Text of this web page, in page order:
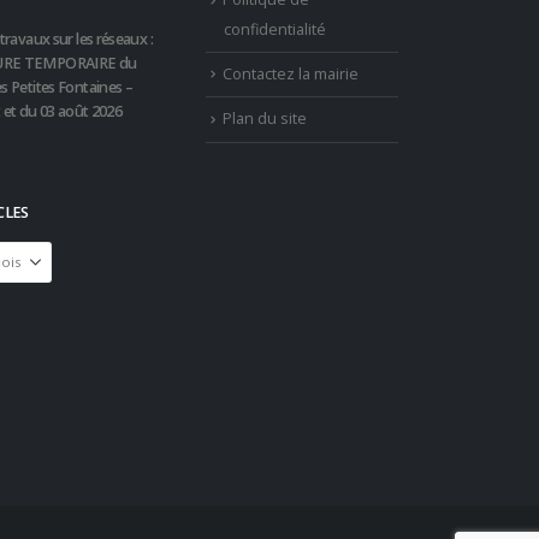
sur les réseaux :
TEMPORAIRE du
Petites Fontaines –
du 03 août 2026
confidentialité
Contactez la mairie
Plan du site